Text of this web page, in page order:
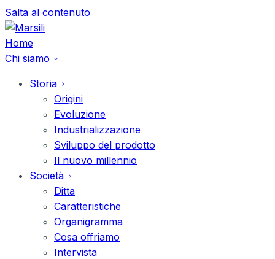
Vai
al
contenuto
Salta al contenuto
Home
Chi siamo
Storia
Origini
Evoluzione
Industrializzazione
Sviluppo del prodotto
Il nuovo millennio
Società
Ditta
Caratteristiche
Organigramma
Cosa offriamo
Intervista